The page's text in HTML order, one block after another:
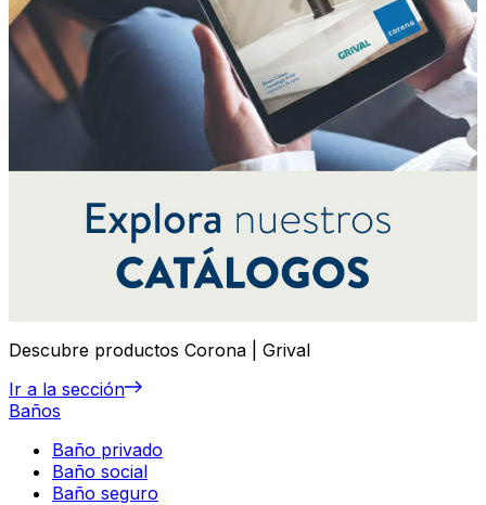
Descubre productos Corona | Grival
Ir a la sección
Baños
Baño privado
Baño social
Baño seguro